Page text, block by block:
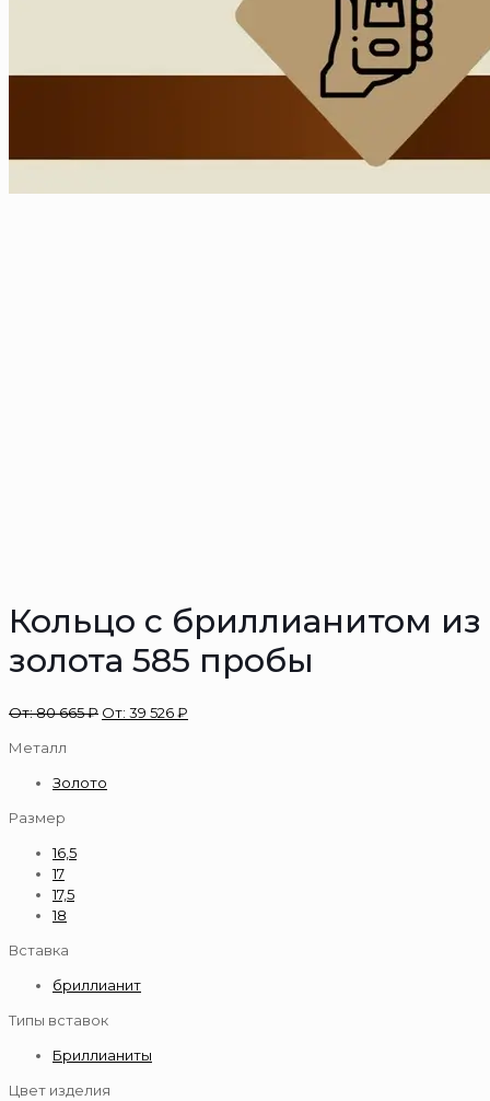
Кольцо с бриллианитом из
золота 585 пробы
От:80 665₽ От: 39 526₽
Металл
Золото
Размер
16,5
17
17,5
18
Вставка
бриллианит
Типы вставок
Бриллианиты
Цвет изделия